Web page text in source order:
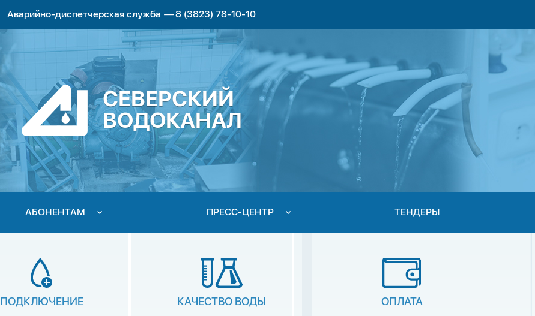
Аварийно-диспетчерская служба —8 (3823) 78-10-10
СЕВЕРСКИЙ
ВОДОКАНАЛ
АБОНЕНТАМ ПРЕСС-ЦЕНТР ТЕНДЕРЫ
ПОДКЛЮЧЕНИЕ КАЧЕСТВО ВОДЫ ОПЛАТА